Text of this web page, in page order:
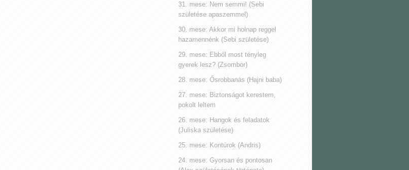
31. mese: Nem semmi! (Sebi
születése apaszemmel)
30. mese: Akkor mi holnap reggel
hazamennénk (Sebi születése)
29. mese: Ebből most tényleg
gyerek lesz? (Zsombor)
28. mese: Ősrobbanás (Hajni baba)
27. mese: Biztonságot kerestem,
pokolt leltem
26. mese: Hangok és feladatok
(Juliska születése)
25. mese: Kontúrok (Andris)
24. mese: Gyorsan és pontosan